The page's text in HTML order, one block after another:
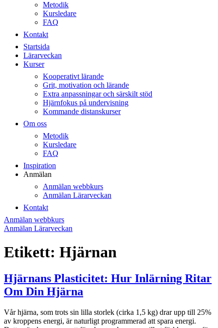
Metodik
Kursledare
FAQ
Kontakt
Startsida
Lärarveckan
Kurser
Kooperativt lärande
Grit, motivation och lärande
Extra anpassningar och särskilt stöd
Hjärnfokus på undervisning
Kommande distanskurser
Om oss
Metodik
Kursledare
FAQ
Inspiration
Anmälan
Anmälan webbkurs
Anmälan Lärarveckan
Kontakt
Anmälan webbkurs
Anmälan Lärarveckan
Etikett: Hjärnan
Hjärnans Plasticitet: Hur Inlärning Ritar
Om Din Hjärna
Vår hjärna, som trots sin lilla storlek (cirka 1,5 kg) drar upp till 25%
av kroppens energi, är naturligt programmerad att spara energi.